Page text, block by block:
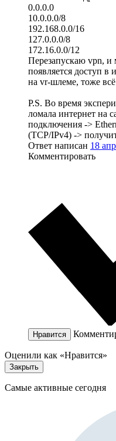
0.0.0.0
10.0.0.0/8
192.168.0.0/16
127.0.0.0/8
172.16.0.0/12
Перезапускаю vpn, и
появляется доступ в
на vr-шлеме, тоже всё
P.S. Во время
ломала интернет на
подключения ->
(TCP/IPv4) ->
Ответ написан 18
Комментировать
Нравится
Оценили как «Нравится»
Закрыть
Самые активные сегодня